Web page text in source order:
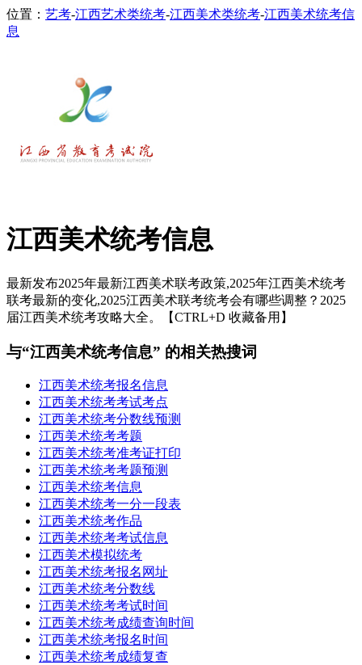
位置： 艺考-江西艺术类统考-江西美术类统考-江西美术统考信
息
江西美术统考信息
最新发布2025年最新江西美术联考政策,2025年江西美术统考
联考最新的变化,2025江西美术联考统考会有哪些调整？2025
届江西美术统考攻略大全。【CTRL+D 收藏备用】
与“江西美术统考信息” 的相关热搜词
江西美术统考报名信息
江西美术统考考试考点
江西美术统考分数线预测
江西美术统考考题
江西美术统考准考证打印
江西美术统考考题预测
江西美术统考信息
江西美术统考一分一段表
江西美术统考作品
江西美术统考考试信息
江西美术模拟统考
江西美术统考报名网址
江西美术统考分数线
江西美术统考考试时间
江西美术统考成绩查询时间
江西美术统考报名时间
江西美术统考成绩复查